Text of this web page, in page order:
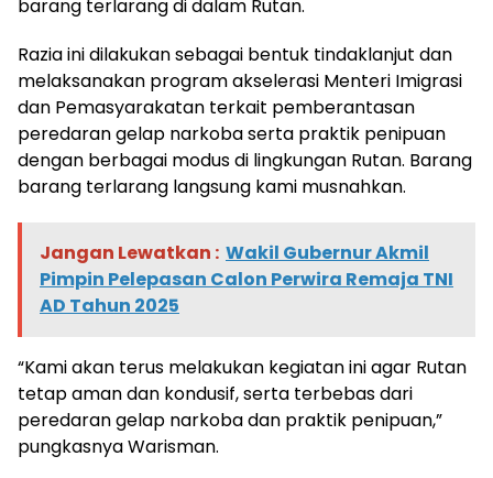
barang terlarang di dalam Rutan.
Razia ini dilakukan sebagai bentuk tindaklanjut dan
melaksanakan program akselerasi Menteri Imigrasi
dan Pemasyarakatan terkait pemberantasan
peredaran gelap narkoba serta praktik penipuan
dengan berbagai modus di lingkungan Rutan. Barang
barang terlarang langsung kami musnahkan.
Jangan Lewatkan : Wakil Gubernur Akmil
Pimpin Pelepasan Calon Perwira Remaja TNI
AD Tahun 2025
“Kami akan terus melakukan kegiatan ini agar Rutan
tetap aman dan kondusif, serta terbebas dari
peredaran gelap narkoba dan praktik penipuan,”
pungkasnya Warisman.